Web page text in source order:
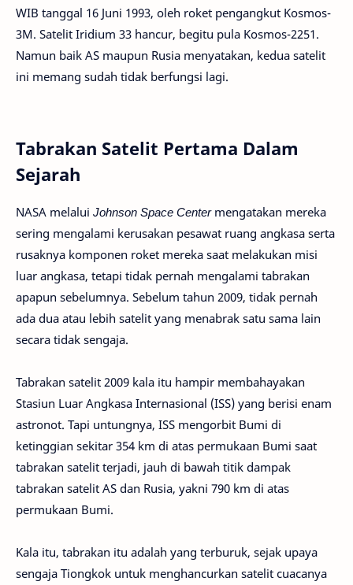
WIB tanggal 16 Juni 1993, oleh roket pengangkut Kosmos-
3M. Satelit Iridium 33 hancur, begitu pula Kosmos-2251.
Namun baik AS maupun Rusia menyatakan, kedua satelit
ini memang sudah tidak berfungsi lagi.
Tabrakan Satelit Pertama Dalam
Sejarah
NASA melalui Johnson Space Centermengatakan mereka
sering mengalami kerusakan pesawat ruang angkasa serta
rusaknya komponen roket mereka saat melakukan misi
luar angkasa, tetapi tidak pernah mengalami tabrakan
apapun sebelumnya. Sebelum tahun 2009, tidak pernah
ada dua atau lebih satelit yang menabrak satu sama lain
secara tidak sengaja.
Tabrakan satelit 2009 kala itu hampir membahayakan
Stasiun Luar Angkasa Internasional (ISS) yang berisi enam
astronot. Tapi untungnya, ISS mengorbit Bumi di
ketinggian sekitar 354 km di atas permukaan Bumi saat
tabrakan satelit terjadi, jauh di bawah titik dampak
tabrakan satelit AS dan Rusia, yakni 790 km di atas
permukaan Bumi.
Kala itu, tabrakan itu adalah yang terburuk, sejak upaya
sengaja Tiongkok untuk menghancurkan satelit cuacanya